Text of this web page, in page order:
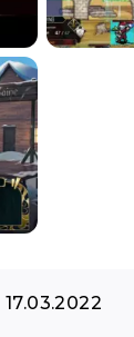
17.03.2022